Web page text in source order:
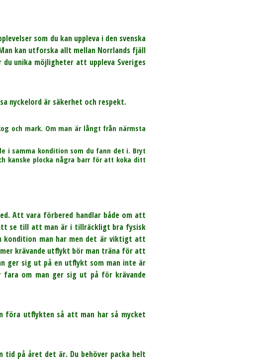
som du kan uppleva i den svenska
kan utforska allt mellan Norrlands fjäll
unika möjligheter att uppleva Sveriges
nyckelord är säkerhet och respekt.
och mark. Om man är långt från närmsta
i samma kondition som du fann det i. Bryt
kanske plocka några barr för att koka ditt
Att vara förbered handlar både om att
se till att man är i tillräckligt bra fysisk
kondition man har men det är viktigt att
krävande utflykt bör man träna för att
ger sig ut på en utflykt som man inte är
om man ger sig ut på för krävande
föra utflykten så att man har så mycket
tid på året det är. Du behöver packa helt